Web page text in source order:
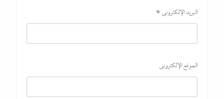
البريد الإلكتروني *
الموقع الإلكتروني